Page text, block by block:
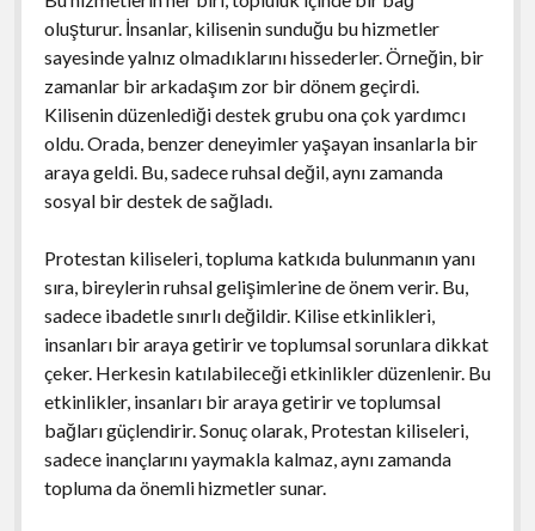
oluşturur. İnsanlar, kilisenin sunduğu bu hizmetler
sayesinde yalnız olmadıklarını hissederler. Örneğin, bir
zamanlar bir arkadaşım zor bir dönem geçirdi.
Kilisenin düzenlediği destek grubu ona çok yardımcı
oldu. Orada, benzer deneyimler yaşayan insanlarla bir
araya geldi. Bu, sadece ruhsal değil, aynı zamanda
sosyal bir destek de sağladı.
Protestan kiliseleri, topluma katkıda bulunmanın yanı
sıra, bireylerin ruhsal gelişimlerine de önem verir. Bu,
sadece ibadetle sınırlı değildir. Kilise etkinlikleri,
insanları bir araya getirir ve toplumsal sorunlara dikkat
çeker. Herkesin katılabileceği etkinlikler düzenlenir. Bu
etkinlikler, insanları bir araya getirir ve toplumsal
bağları güçlendirir. Sonuç olarak, Protestan kiliseleri,
sadece inançlarını yaymakla kalmaz, aynı zamanda
topluma da önemli hizmetler sunar.